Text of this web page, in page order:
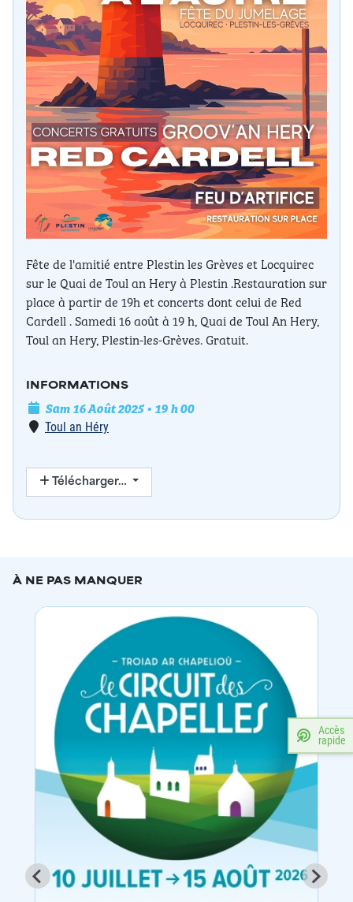
Fête de l'amitié entre Plestin les Grèves et Locquirec
sur le Quai de Toul an Hery à Plestin .Restauration sur
place à partir de 19h et concerts dont celui de Red
Cardell . Samedi 16 août à 19 h, Quai de Toul An Hery,
Toul an Hery, Plestin-les-Grèves. Gratuit.
INFORMATIONS
Date de l'événement
Sam 16 Août 2025 • 19 h 00
Lieu
Toul an Héry
Télécharger…
À NE PAS MANQUER
Accès
rapide